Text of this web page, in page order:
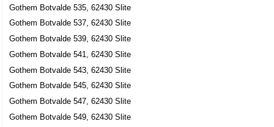
Gothem Botvalde 535, 62430 Slite
Gothem Botvalde 537, 62430 Slite
Gothem Botvalde 539, 62430 Slite
Gothem Botvalde 541, 62430 Slite
Gothem Botvalde 543, 62430 Slite
Gothem Botvalde 545, 62430 Slite
Gothem Botvalde 547, 62430 Slite
Gothem Botvalde 549, 62430 Slite